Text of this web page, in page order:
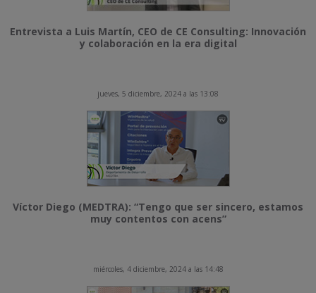
Entrevista a Luis Martín, CEO de CE Consulting: Innovación
y colaboración en la era digital
jueves, 5 diciembre, 2024 a las 13:08
Víctor Diego (MEDTRA): “Tengo que ser sincero, estamos
muy contentos con acens”
miércoles, 4 diciembre, 2024 a las 14:48